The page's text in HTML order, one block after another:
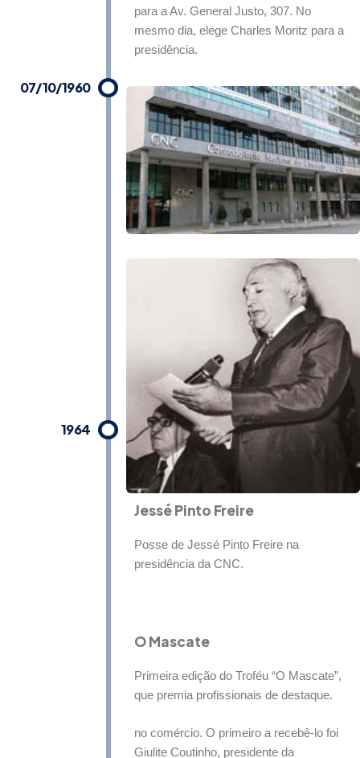
para a Av. General Justo, 307. No
mesmo dia, elege Charles Moritz para a
presidência.
07/10/1960
1964
Jessé Pinto Freire
Posse de Jessé Pinto Freire na
presidência da CNC.
O Mascate​
Primeira edição do Troféu “O Mascate”,
que premia profissionais de destaque.
no comércio. O primeiro a recebê-lo foi
Giulite Coutinho, presidente da